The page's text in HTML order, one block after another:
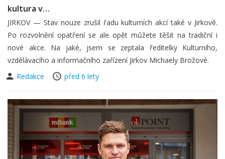
kultura v…
JIRKOV — Stav nouze zrušil řadu kulturních akcí také v Jirkově.
Po rozvolnění opatření se ale opět můžete těšit na tradiční i
nové akce. Na jaké, jsem se zeptala ředitelky Kulturního,
vzdělávacího a informačního zařízení Jirkov Michaely Brožové.
Redakce
před 6 lety